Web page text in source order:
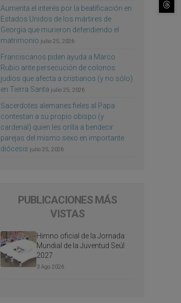
Aumenta el interés por la beatificación en
Estados Unidos de los mártires de
Georgia que murieron defendiendo el
matrimonio julio 25, 2026
Franciscanos piden ayuda a Marco
Rubio ante persecución de colonos
judíos que afecta a cristianos (y no sólo)
en Tierra Santa julio 25, 2026
Sacerdotes alemanes fieles al Papa
contestan a su propio obispo (y
cardenal) quien les orilla a bendecir
parejas del mismo sexo en importante
diócesis julio 25, 2026
PUBLICACIONES MÁS
VISTAS
Himno oficial de la Jornada
Mundial de la Juventud Seúl
2027
3 Ago 2026